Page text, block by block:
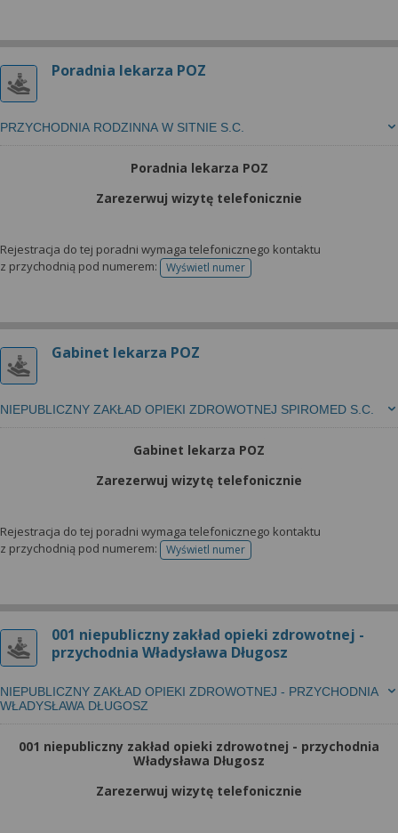
Poradnia lekarza POZ
PRZYCHODNIA RODZINNA W SITNIE S.C.
Poradnia lekarza POZ
Zarezerwuj wizytę telefonicznie
Rejestracja do tej poradni wymaga telefonicznego kontaktu
z przychodnią pod numerem:
Wyświetl numertelefonu do rejestracji
Gabinet lekarza POZ
NIEPUBLICZNY ZAKŁAD OPIEKI ZDROWOTNEJ SPIROMED S.C.
Gabinet lekarza POZ
Zarezerwuj wizytę telefonicznie
Rejestracja do tej poradni wymaga telefonicznego kontaktu
z przychodnią pod numerem:
Wyświetl numertelefonu do rejestracji
001 niepubliczny zakład opieki zdrowotnej -
przychodnia Władysława Długosz
NIEPUBLICZNY ZAKŁAD OPIEKI ZDROWOTNEJ - PRZYCHODNIA
WŁADYSŁAWA DŁUGOSZ
001 niepubliczny zakład opieki zdrowotnej - przychodnia
Władysława Długosz
Zarezerwuj wizytę telefonicznie